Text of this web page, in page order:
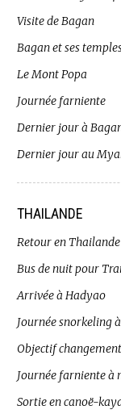
Visite de Bagan
Bagan et ses
Le Mont Popa
Journée farniente
Dernier jour à
Dernier jour au
THAILANDE
Retour en Thailande
Bus de nuit pour
Arrivée à Hadyao
Journée snorkeling
Objectif
Journée farniente à
Sortie en canoë-